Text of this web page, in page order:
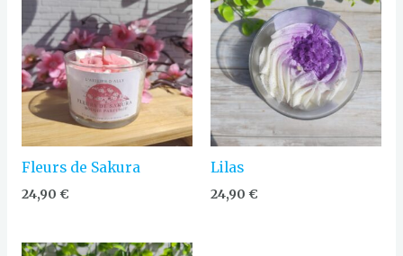
Fleurs de Sakura
24,90 €
Lilas
24,90 €